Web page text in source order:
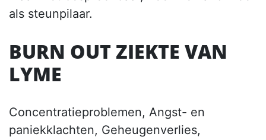
als steunpilaar.
BURN OUT ZIEKTE VAN
LYME
Concentratieproblemen, Angst- en
paniekklachten, Geheugenverlies,